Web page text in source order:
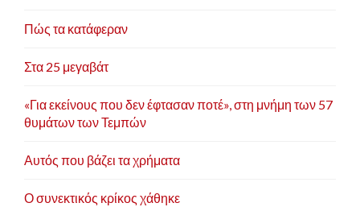
Πώς τα κατάφεραν
Στα 25 μεγαβάτ
«Για εκείνους που δεν έφτασαν ποτέ», στη μνήμη των 57
θυμάτων των Τεμπών
Αυτός που βάζει τα χρήματα
Ο συνεκτικός κρίκος χάθηκε